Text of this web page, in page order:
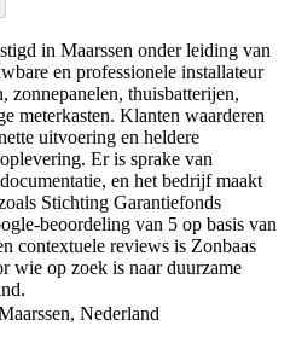
in Maarssen onder leiding van
en professionele installateur
zonnepanelen, thuisbatterijen,
meterkasten. Klanten waarderen
uitvoering en heldere
Er is sprake van
en het bedrijf maakt
Stichting Garantiefonds
beoordeling van 5 op basis van
contextuele reviews is Zonbaas
wie op zoek is naar duurzame
Nederland